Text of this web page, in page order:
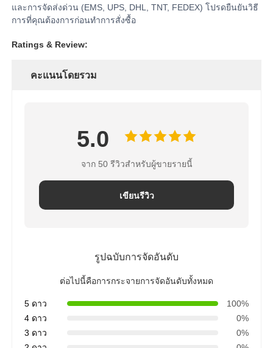
และการจัดส่งด่วน (EMS, UPS, DHL, TNT, FEDEX) โปรดยืนยันวิธี
การที่คุณต้องการก่อนทำการสั่งซื้อ
Ratings & Review:
คะแนนโดยรวม
5.0
จาก 50 รีวิวสำหรับผู้ขายรายนี้
เขียนรีวิว
รูปฉบับการจัดอันดับ
ต่อไปนี้คือการกระจายการจัดอันดับทั้งหมด
5 ดาว
100%
4 ดาว
0%
3 ดาว
0%